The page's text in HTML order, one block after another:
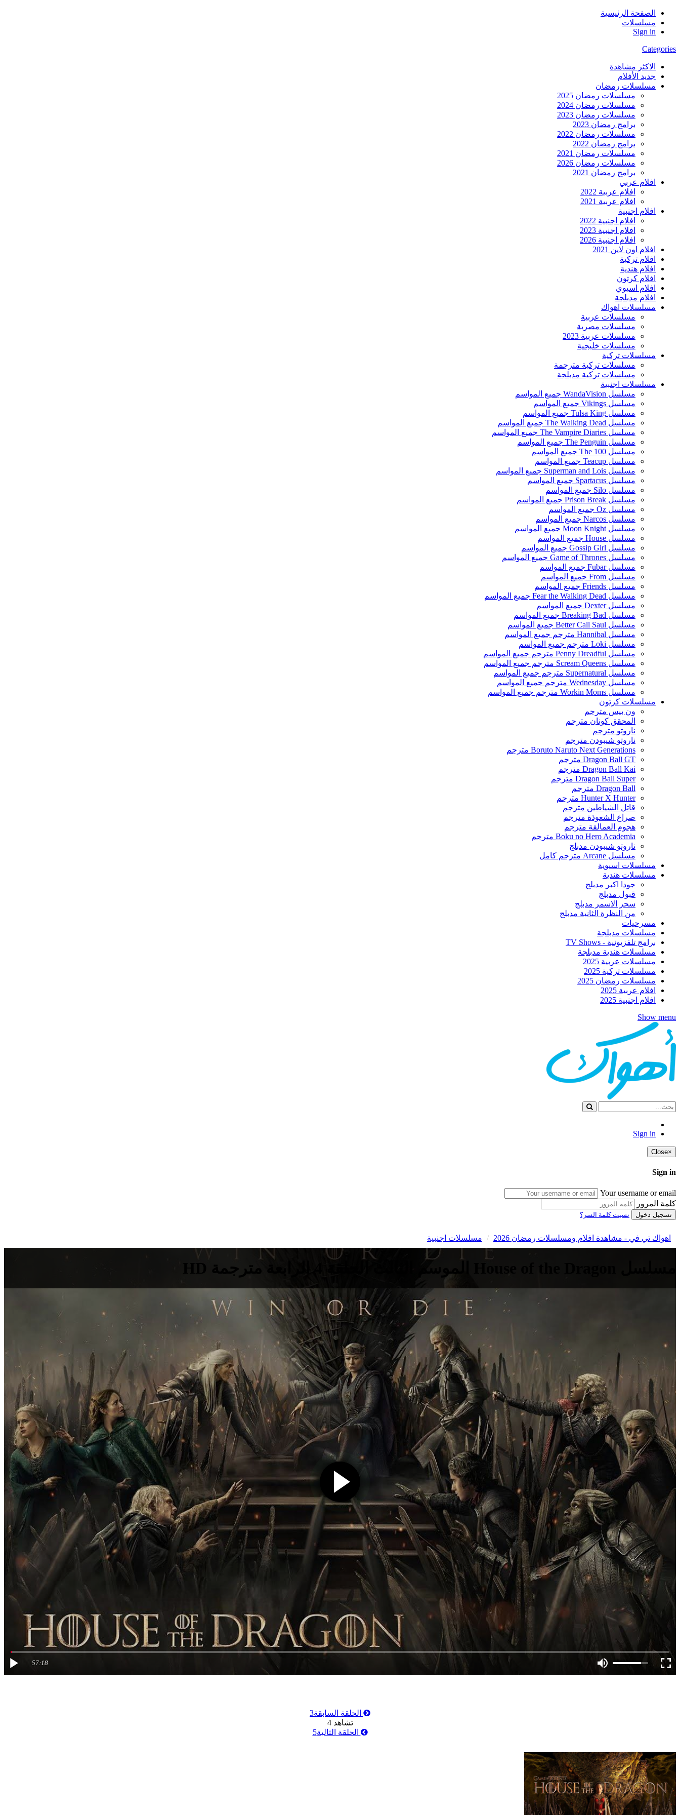
الصفحة الرئيسية
مسلسلات
Sign in
Categories
الاكثر مشاهدة
جديد الأفلام
مسلسلات رمضان
مسلسلات رمضان 2025
مسلسلات رمضان 2024
مسلسلات رمضان 2023
برامج رمضان 2023
مسلسلات رمضان 2022
برامج رمضان 2022
مسلسلات رمضان 2021
مسلسلات رمضان 2026
برامج رمضان 2021
افلام عربي
افلام عربية 2022
افلام عربية 2021
افلام اجنبية
افلام اجنبية 2022
افلام اجنبية 2023
افلام اجنبية 2026
افلام اون لاين 2021
افلام تركية
افلام هندية
افلام كرتون
افلام اسيوي
افلام مدبلجة
مسلسلات اهواك
مسلسلات عربية
مسلسلات مصرية
مسلسلات عربية 2023
مسلسلات خليجية
مسلسلات تركية
مسلسلات تركية مترجمة
مسلسلات تركية مدبلجة
مسلسلات اجنبية
مسلسل WandaVision جميع المواسم
مسلسل Vikings جميع المواسم
مسلسل Tulsa King جميع المواسم
مسلسل The Walking Dead جميع المواسم
مسلسل The Vampire Diaries جميع المواسم
مسلسل The Penguin جميع المواسم
مسلسل The 100 جميع المواسم
مسلسل Teacup جميع المواسم
مسلسل Superman and Lois جميع المواسم
مسلسل Spartacus جميع المواسم
مسلسل Silo جميع المواسم
مسلسل Prison Break جميع المواسم
مسلسل Oz جميع المواسم
مسلسل Narcos جميع المواسم
مسلسل Moon Knight جميع المواسم
مسلسل House جميع المواسم
مسلسل Gossip Girl جميع المواسم
مسلسل Game of Thrones جميع المواسم
مسلسل Fubar جميع المواسم
مسلسل From جميع المواسم
مسلسل Friends جميع المواسم
مسلسل Fear the Walking Dead جميع المواسم
مسلسل Dexter جميع المواسم
مسلسل Breaking Bad جميع المواسم
مسلسل Better Call Saul جميع المواسم
مسلسل Hannibal مترجم جميع المواسم
مسلسل Loki مترجم جميع المواسم
مسلسل Penny Dreadful مترجم جميع المواسم
مسلسل Scream Queens مترجم جميع المواسم
مسلسل Supernatural مترجم جميع المواسم
مسلسل Wednesday مترجم جميع المواسم
مسلسل Workin Moms مترجم جميع المواسم
مسلسلات كرتون
ون بيس مترجم
المحقق كونان مترجم
ناروتو مترجم
ناروتو شيبودن مترجم
Boruto Naruto Next Generations مترجم
Dragon Ball GT مترجم
Dragon Ball Kai مترجم
Dragon Ball Super مترجم
Dragon Ball مترجم
Hunter X Hunter مترجم
قاتل الشياطين مترجم
صراع الشعوذة مترجم
هجوم العمالقة مترجم
Boku no Hero Academia مترجم
ناروتو شيبودن مدبلج
مسلسل Arcane مترجم كامل
مسلسلات اسيوية
مسلسلات هندية
جودا اكبر مدبلج
قبول مدبلج
سحر الاسمر مدبلج
من النظرة الثانية مدبلج
مسرحيات
مسلسلات مدبلجة
برامج تلفزيونية - TV Shows
مسلسلات هندية مدبلجة
مسلسلات عربية 2025
مسلسلات تركية 2025
مسلسلات رمضان 2025
افلام عربية 2025
افلام اجنبية 2025
Show menu
Sign in
×
Close
Sign in
Your username or email
كلمة المرور
تسجيل دخول نسيت كلمة السر؟
اهواك تي في - مشاهدة افلام ومسلسلات رمضان 2026 مسلسلات اجنبية
57:18
الحلقة السابقة3
تشاهد4
الحلقة الثالية5